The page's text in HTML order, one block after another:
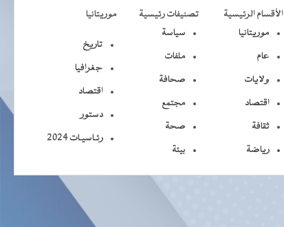
الأقسام الرئيسية تصنيفات رئيسية
موريتانيا
موريتانيا
عام
ولايات
اقتصاد
ثقافة
رياضة
سياسة
ملفات
صحافة
مجتمع
صحة
بيئة
تاريخ
جغرافيا
اقتصاد
دستور
رئـاسيـات 2024